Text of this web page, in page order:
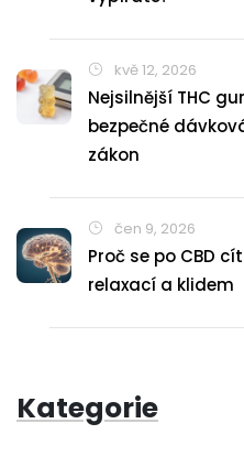
kvě 12, 2026
Nejsilnější THC
bezpečné
zákon
čen 9, 2026
Proč se po CBD
relaxací a klidem
Kategorie